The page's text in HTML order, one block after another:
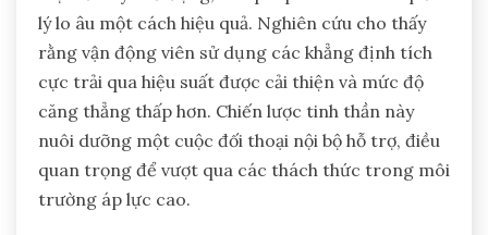
lý lo âu một cách hiệu quả. Nghiên cứu cho thấy
rằng vận động viên sử dụng các khẳng định tích
cực trải qua hiệu suất được cải thiện và mức độ
căng thẳng thấp hơn. Chiến lược tinh thần này
nuôi dưỡng một cuộc đối thoại nội bộ hỗ trợ, điều
quan trọng để vượt qua các thách thức trong môi
trường áp lực cao.